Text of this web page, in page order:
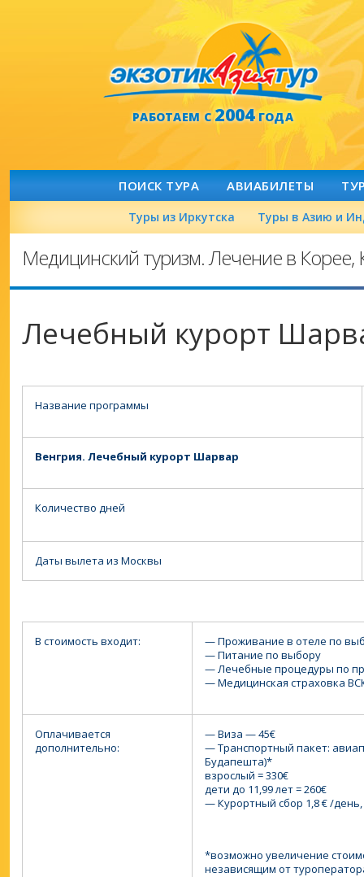
РАБОТАЕМ С2004ГОДА
ПОИСК ТУРА АВИАБИЛЕТЫ
Туры из Иркутска Туры в Азию и
Медицинский туризм. Лечение в Корее,
Лечебный курорт
Название программы
Венгрия. Лечебный курорт Шарвар
Количество дней
Даты вылета из Москвы
В стоимость входит:
— Проживание в отеле по
— Питание по выбору
— Лечебные процедуры по
— Медицинская страховка
Оплачивается
дополнительно:
— Виза — 45€
— Транспортный пакет:
Будапешта)*
взрослый = 330€
дети до 11,99 лет = 260€
— Курортный сбор 1,8 € /
*возможно увеличение
независящим от